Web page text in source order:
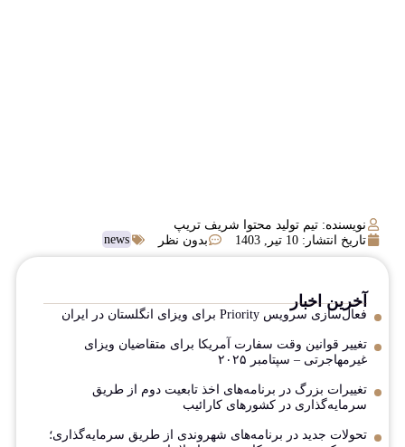
نویسنده: تیم تولید محتوا شریف تریپ
تاریخ انتشار: 10 تیر, 1403 بدون نظر news
آخرین اخبار
فعال‌سازی سرویس Priority برای ویزای انگلستان در ایران
تغییر قوانین وقت سفارت آمریکا برای متقاضیان ویزای
غیرمهاجرتی – سپتامبر ۲۰۲۵
تغییرات بزرگ در برنامه‌های اخذ تابعیت دوم از طریق
سرمایه‌گذاری در کشورهای کارائیب
تحولات جدید در برنامه‌های شهروندی از طریق سرمایه‌گذاری؛